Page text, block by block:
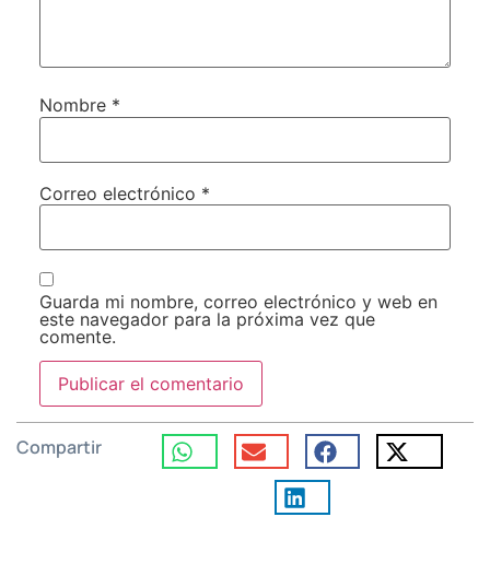
Nombre *
Correo electrónico *
Guarda mi nombre, correo electrónico y web en
este navegador para la próxima vez que
comente.
Compartir